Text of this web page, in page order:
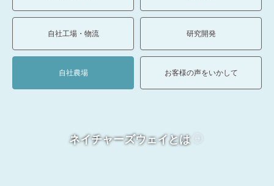
自社工場・物流 研究開発
自社農場 お客様の声をいかして
ネイチャーズウェイとは